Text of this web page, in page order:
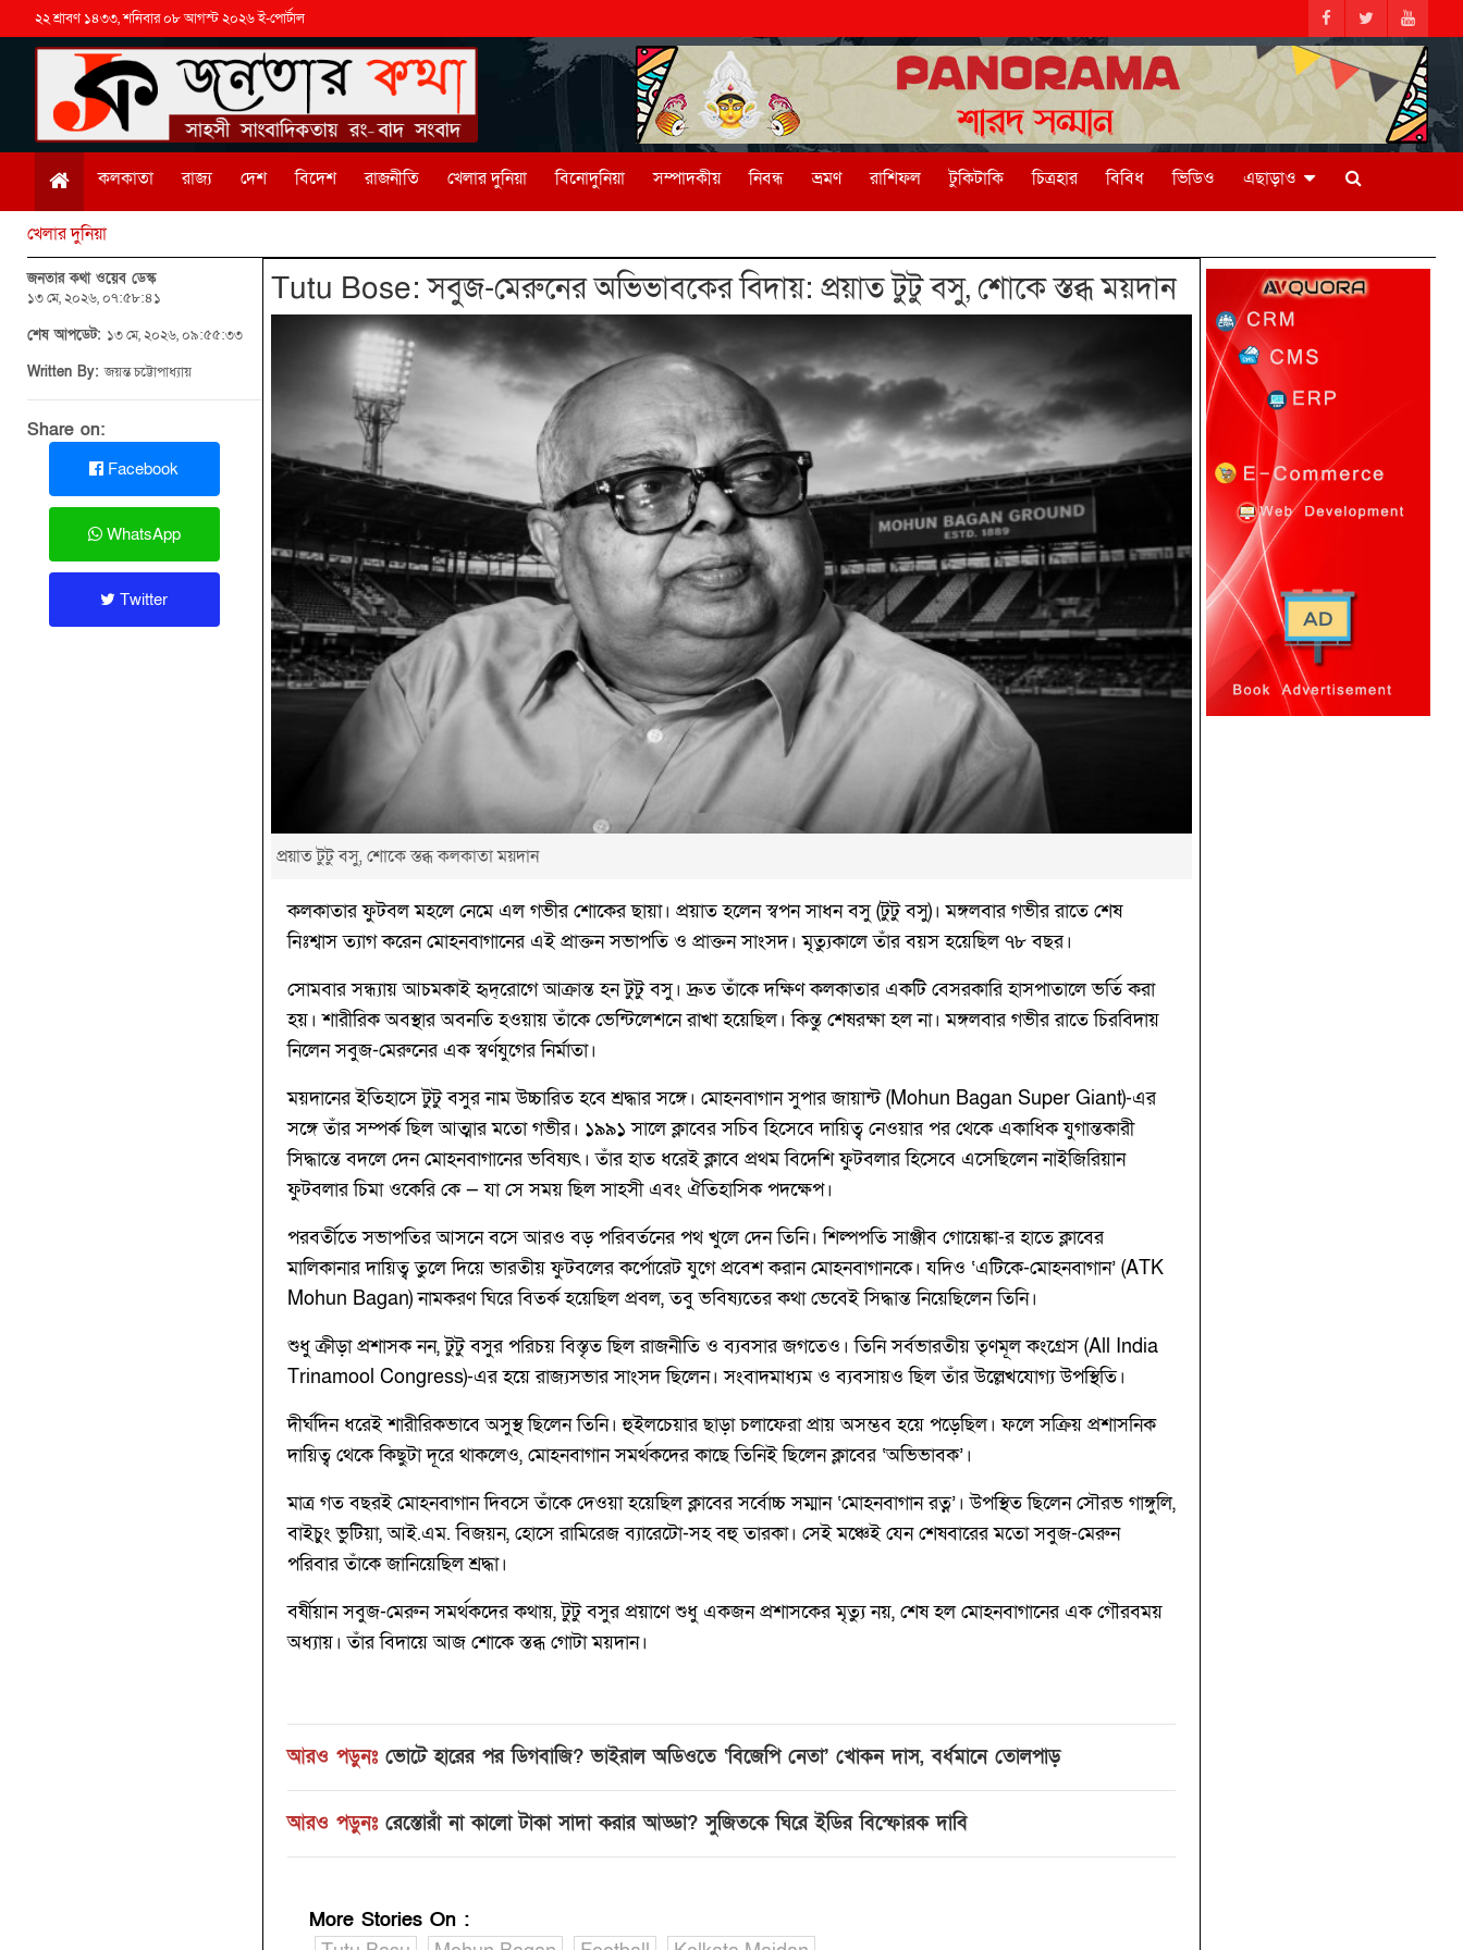
২২ শ্রাবণ ১৪৩৩, শনিবার ০৮ আগস্ট ২০২৬ ই-পোর্টাল
কলকাতা রাজ্য দেশ বিদেশ রাজনীতি খেলার দুনিয়া বিনোদুনিয়া সম্পাদকীয় নিবন্ধ ভ্রমণ রাশিফল টুকিটাকি চিত্রহার বিবিধ ভিডিও এছাড়াও
খেলার দুনিয়া
জনতার কথা ওয়েব ডেস্ক
১৩ মে, ২০২৬, ০৭:৫৮:৪১
শেষ আপডেট: ১৩ মে, ২০২৬, ০৯:৫৫:৩৩
Written By:জয়ন্ত চট্টোপাধ্যায়
Share on:
Facebook
WhatsApp
Twitter
Tutu Bose: সবুজ-মেরুনের অভিভাবকের বিদায়: প্রয়াত টুটু বসু, শোকে স্তব্ধ ময়দান
প্রয়াত টুটু বসু, শোকে স্তব্ধ কলকাতা ময়দান
কলকাতার ফুটবল মহলে নেমে এল গভীর শোকের ছায়া। প্রয়াত হলেন স্বপন সাধন বসু (টুটু বসু)। মঙ্গলবার গভীর রাতে শেষ
নিঃশ্বাস ত্যাগ করেন মোহনবাগানের এই প্রাক্তন সভাপতি ও প্রাক্তন সাংসদ। মৃত্যুকালে তাঁর বয়স হয়েছিল ৭৮ বছর।
সোমবার সন্ধ্যায় আচমকাই হৃদ্‌রোগে আক্রান্ত হন টুটু বসু। দ্রুত তাঁকে দক্ষিণ কলকাতার একটি বেসরকারি হাসপাতালে ভর্তি করা
হয়। শারীরিক অবস্থার অবনতি হওয়ায় তাঁকে ভেন্টিলেশনে রাখা হয়েছিল। কিন্তু শেষরক্ষা হল না। মঙ্গলবার গভীর রাতে চিরবিদায়
নিলেন সবুজ-মেরুনের এক স্বর্ণযুগের নির্মাতা।
ময়দানের ইতিহাসে টুটু বসুর নাম উচ্চারিত হবে শ্রদ্ধার সঙ্গে। মোহনবাগান সুপার জায়ান্ট (Mohun Bagan Super Giant)-এর
সঙ্গে তাঁর সম্পর্ক ছিল আত্মার মতো গভীর। ১৯৯১ সালে ক্লাবের সচিব হিসেবে দায়িত্ব নেওয়ার পর থেকে একাধিক যুগান্তকারী
সিদ্ধান্তে বদলে দেন মোহনবাগানের ভবিষ্যৎ। তাঁর হাত ধরেই ক্লাবে প্রথম বিদেশি ফুটবলার হিসেবে এসেছিলেন নাইজিরিয়ান
ফুটবলার চিমা ওকেরি কে — যা সে সময় ছিল সাহসী এবং ঐতিহাসিক পদক্ষেপ।
পরবর্তীতে সভাপতির আসনে বসে আরও বড় পরিবর্তনের পথ খুলে দেন তিনি। শিল্পপতি সাঞ্জীব গোয়েঙ্কা-র হাতে ক্লাবের
মালিকানার দায়িত্ব তুলে দিয়ে ভারতীয় ফুটবলের কর্পোরেট যুগে প্রবেশ করান মোহনবাগানকে। যদিও ‘এটিকে-মোহনবাগান’ (ATK
Mohun Bagan) নামকরণ ঘিরে বিতর্ক হয়েছিল প্রবল, তবু ভবিষ্যতের কথা ভেবেই সিদ্ধান্ত নিয়েছিলেন তিনি।
শুধু ক্রীড়া প্রশাসক নন, টুটু বসুর পরিচয় বিস্তৃত ছিল রাজনীতি ও ব্যবসার জগতেও। তিনি সর্বভারতীয় তৃণমূল কংগ্রেস (All India
Trinamool Congress)-এর হয়ে রাজ্যসভার সাংসদ ছিলেন। সংবাদমাধ্যম ও ব্যবসায়ও ছিল তাঁর উল্লেখযোগ্য উপস্থিতি।
দীর্ঘদিন ধরেই শারীরিকভাবে অসুস্থ ছিলেন তিনি। হুইলচেয়ার ছাড়া চলাফেরা প্রায় অসম্ভব হয়ে পড়েছিল। ফলে সক্রিয় প্রশাসনিক
দায়িত্ব থেকে কিছুটা দূরে থাকলেও, মোহনবাগান সমর্থকদের কাছে তিনিই ছিলেন ক্লাবের ‘অভিভাবক’।
মাত্র গত বছরই মোহনবাগান দিবসে তাঁকে দেওয়া হয়েছিল ক্লাবের সর্বোচ্চ সম্মান ‘মোহনবাগান রত্ন’। উপস্থিত ছিলেন সৌরভ গাঙ্গুলি,
বাইচুং ভুটিয়া, আই.এম. বিজয়ন, হোসে রামিরেজ ব্যারেটো-সহ বহু তারকা। সেই মঞ্চেই যেন শেষবারের মতো সবুজ-মেরুন
পরিবার তাঁকে জানিয়েছিল শ্রদ্ধা।
বর্ষীয়ান সবুজ-মেরুন সমর্থকদের কথায়, টুটু বসুর প্রয়াণে শুধু একজন প্রশাসকের মৃত্যু নয়, শেষ হল মোহনবাগানের এক গৌরবময়
অধ্যায়। তাঁর বিদায়ে আজ শোকে স্তব্ধ গোটা ময়দান।
আরও পড়ুনঃ ভোটে হারের পর ডিগবাজি? ভাইরাল অডিওতে ‘বিজেপি নেতা’ খোকন দাস, বর্ধমানে তোলপাড়
আরও পড়ুনঃ রেস্তোরাঁ না কালো টাকা সাদা করার আড্ডা? সুজিতকে ঘিরে ইডির বিস্ফোরক দাবি
More Stories On :